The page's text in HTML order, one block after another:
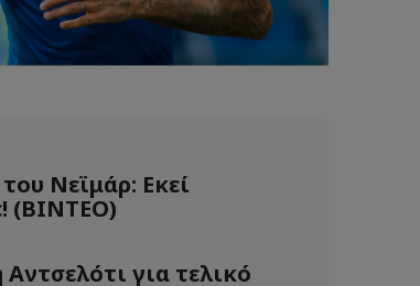
Νεϊμάρ: Εκεί
(ΒΙΝΤΕΟ)
για τελικό